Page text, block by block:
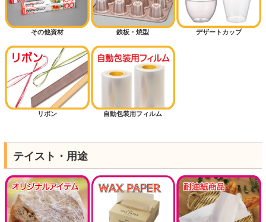
その他資材 鉄板・焼型 デザートカップ
リボン 自動包装用フィルム
テイスト・用途